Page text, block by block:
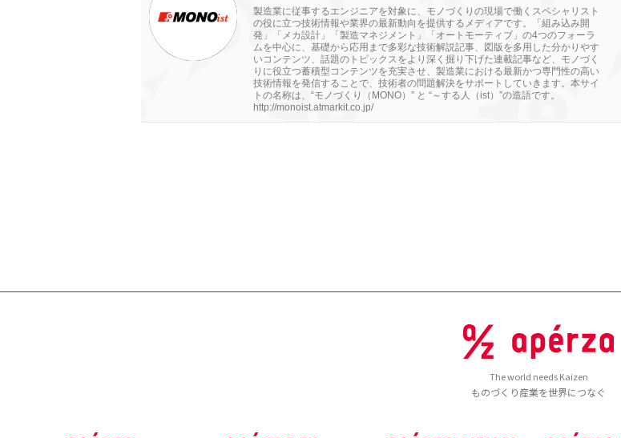
製造業に従事するエンジニアを対象に、モノづくりの現場で働くスペシャリスト
の役に立つ技術情報や業界の最新動向を提供するメディアです。「組み込み開
発」「メカ設計」「製造マネジメント」「オートモーティブ」の4つのフォーラ
ムを中心に、基礎から応用まで多彩な技術解説記事、図版を多用した分かりやす
いコンテンツ、話題のトピックスをより深く掘り下げた連載記事など、モノづく
りに役立つ蓄積型コンテンツを充実させ、製造業における最新かつ専門性の高い
技術情報を発信することで、技術者の問題解決をサポートしていきます。本サイ
トの名称は、“モノづくり（MONO）” と “～する人（ist）”の造語です。
http://monoist.atmarkit.co.jp/
The world needs Kaizen
ものづくり産業を世界につなぐ